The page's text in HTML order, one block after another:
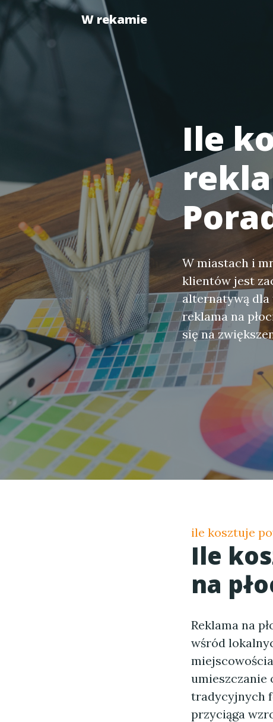
W rekamie
Ile
W miastach i
klientów jest
alternatywą
reklama na
się na
ile kosztuje
Ile
na
Reklama na
wśród
umieszczanie
tradycyjnych
przyciąga